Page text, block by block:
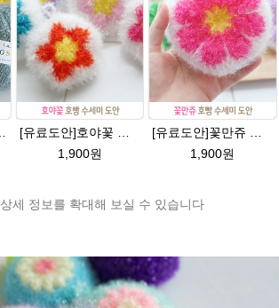
1,900원
1,900원
상세 정보를 확대해 보실 수 있습니다